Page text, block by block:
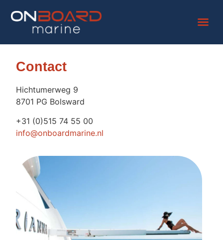
Contact
Hichtumerweg 9
8701 PG Bolsward
+31 (0)515 74 55 00
info@onboardmarine.nl